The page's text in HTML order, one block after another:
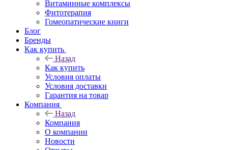
Витаминные комплексы
Фитотерапия
Гомеопатические книги
Блог
Бренды
Как купить
Назад
Как купить
Условия оплаты
Условия доставки
Гарантия на товар
Компания
Назад
Компания
О компании
Новости